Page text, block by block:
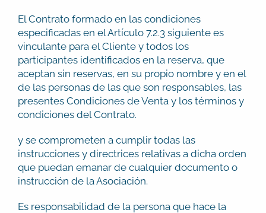
El Contrato formado en las condiciones
especificadas en el Artículo 7.2.3 siguiente es
vinculante para el Cliente y todos los
participantes identificados en la reserva, que
aceptan sin reservas, en su propio nombre y en el
de las personas de las que son responsables, las
presentes Condiciones de Venta y los términos y
condiciones del Contrato.
y se comprometen a cumplir todas las
instrucciones y directrices relativas a dicha orden
que puedan emanar de cualquier documento o
instrucción de la Asociación.
Es responsabilidad de la persona que hace la